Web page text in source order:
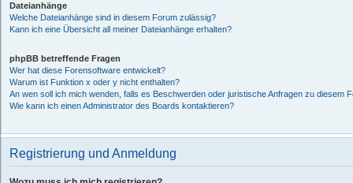
Dateianhänge
Welche Dateianhänge sind in diesem Forum zulässig?
Kann ich eine Übersicht all meiner Dateianhänge erhalten?
phpBB betreffende Fragen
Wer hat diese Forensoftware entwickelt?
Warum ist Funktion x oder y nicht enthalten?
An wen soll ich mich wenden, falls es Beschwerden oder juristische Anfragen zu diesem
Wie kann ich einen Administrator des Boards kontaktieren?
Registrierung und Anmeldung